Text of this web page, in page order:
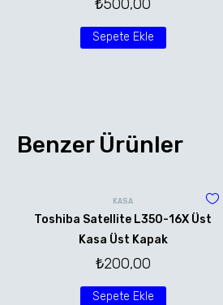
₺500,00
Sepete Ekle
Benzer Ürünler
KASA
Toshiba Satellite L350-16X Üst
Kasa Üst Kapak
₺200,00
Sepete Ekle